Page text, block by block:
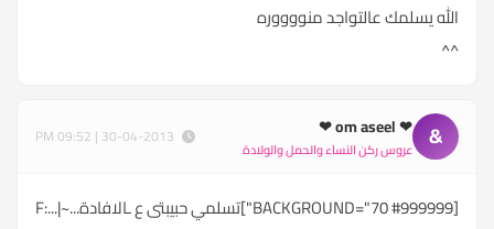
الله يسلمك عالتواجد منووووره
^^
&
❤ om aseel ❤
عروس ركن النساء والحمل والولادة
[BACKGROUND="70 #999999"]تسلمي حبيبتى ع ـالافادة...F:...|~